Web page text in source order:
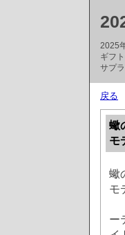
2025
ギフ
サプ
戻る
蠍
モ
蠍
モ
ー